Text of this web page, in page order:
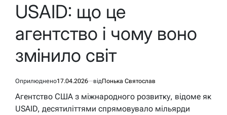
USAID: що це
агентство і чому воно
змінило світ
Оприлюднено17.04.2026 відПонька Святослав
Агентство США з міжнародного розвитку, відоме як
USAID, десятиліттями спрямовувало мільярди